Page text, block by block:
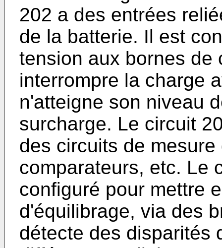
202 a des entrées
de la batterie. Il est
tension aux bornes de
interrompre la charge
n'atteigne son niveau
surcharge. Le circuit
des circuits de
comparateurs, etc. Le
configuré pour mettre
d'équilibrage, via des
détecte des disparités